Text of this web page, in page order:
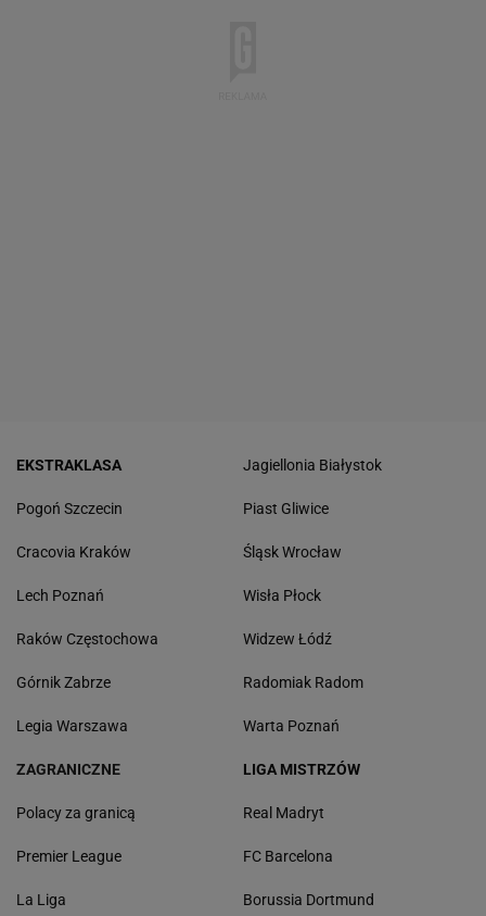
EKSTRAKLASA
Pogoń Szczecin
Cracovia Kraków
Lech Poznań
Raków Częstochowa
Górnik Zabrze
Legia Warszawa
Jagiellonia Białystok
Piast Gliwice
Śląsk Wrocław
Wisła Płock
Widzew Łódź
Radomiak Radom
Warta Poznań
ZAGRANICZNE
Polacy za granicą
Premier League
La Liga
LIGA MISTRZÓW
Real Madryt
FC Barcelona
Borussia Dortmund